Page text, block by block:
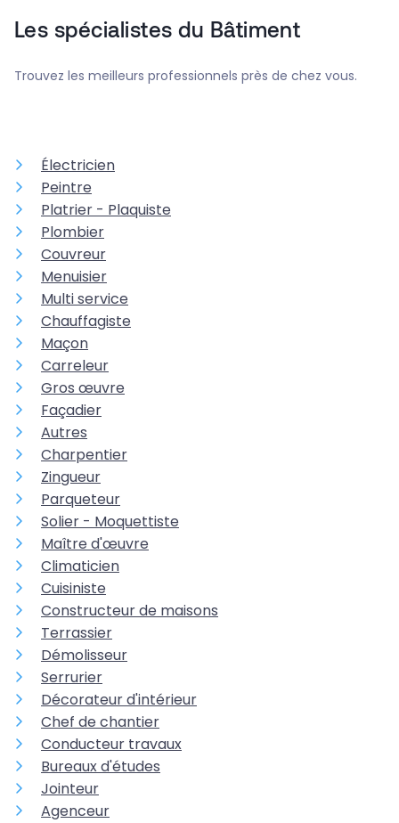
Les spécialistes du Bâtiment
Trouvez les meilleurs professionnels près de chez vous.
Électricien
Peintre
Platrier - Plaquiste
Plombier
Couvreur
Menuisier
Multi service
Chauffagiste
Maçon
Carreleur
Gros œuvre
Façadier
Autres
Charpentier
Zingueur
Parqueteur
Solier - Moquettiste
Maître d'œuvre
Climaticien
Cuisiniste
Constructeur de maisons
Terrassier
Démolisseur
Serrurier
Décorateur d'intérieur
Chef de chantier
Conducteur travaux
Bureaux d'études
Jointeur
Agenceur